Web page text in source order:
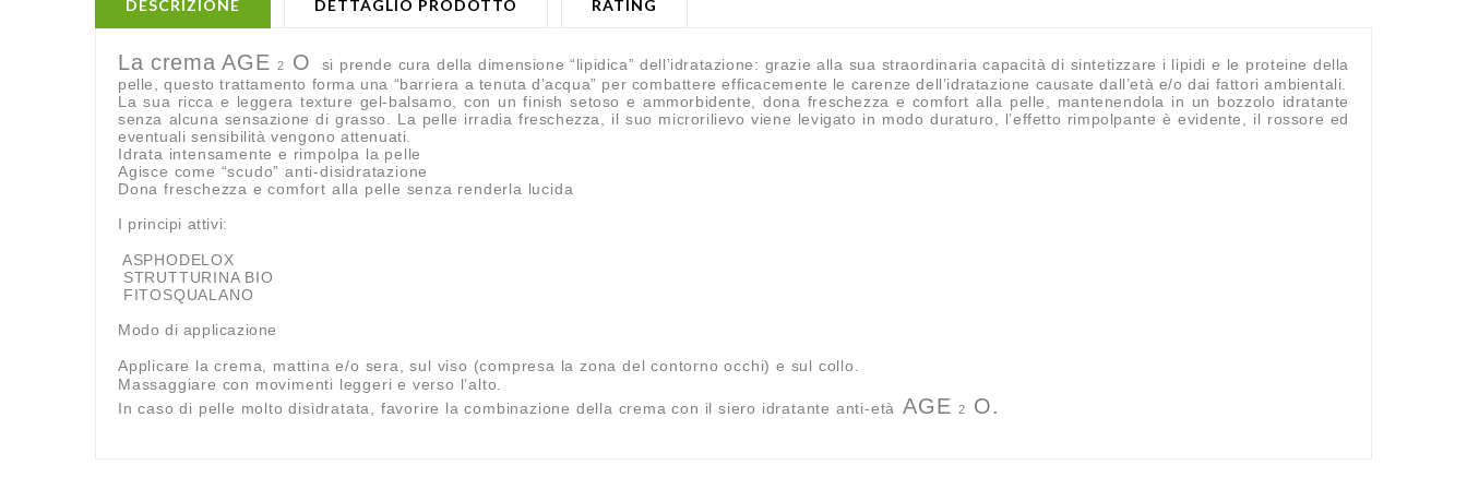
DESCRIZIONE DETTAGLIO PRODOTTO RATING
La crema AGE2 O si prende cura della dimensione “lipidica” dell’idratazione: grazie alla sua straordinaria capacità di sintetizzare i lipidi e le proteine della
pelle, questo trattamento forma una “barriera a tenuta d’acqua” per combattere efficacemente le carenze dell’idratazione causate dall’età e/o dai fattori ambientali.
La sua ricca e leggera texture gel-balsamo, con un finish setoso e ammorbidente, dona freschezza e comfort alla pelle, mantenendola in un bozzolo idratante
senza alcuna sensazione di grasso. La pelle irradia freschezza, il suo microrilievo viene levigato in modo duraturo, l’effetto rimpolpante è evidente, il rossore ed
eventuali sensibilità vengono attenuati.
Idrata intensamente e rimpolpa la pelle
Agisce come “scudo” anti-disidratazione
Dona freschezza e comfort alla pelle senza renderla lucida
I principi attivi:
ASPHODELOX
STRUTTURINA BIO
FITOSQUALANO
Modo di applicazione
Applicare la crema, mattina e/o sera, sul viso (compresa la zona del contorno occhi) e sul collo.
Massaggiare con movimenti leggeri e verso l’alto.
In caso di pelle molto disidratata, favorire la combinazione della crema con il siero idratante anti-età AGE2 O.